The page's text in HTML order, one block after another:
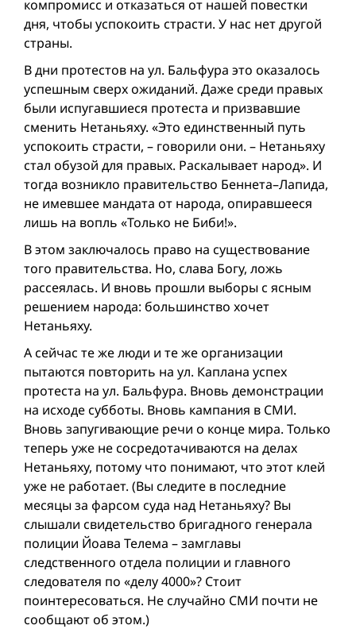
компромисс и отказаться от нашей повестки
дня, чтобы успокоить страсти. У нас нет другой
страны.
В дни протестов на ул. Бальфура это оказалось
успешным сверх ожиданий. Даже среди правых
были испугавшиеся протеста и призвавшие
сменить Нетаньяху. «Это единственный путь
успокоить страсти, – говорили они. – Нетаньяху
стал обузой для правых. Раскалывает народ». И
тогда возникло правительство Беннета–Лапида,
не имевшее мандата от народа, опиравшееся
лишь на вопль «Только не Биби!».
В этом заключалось право на существование
того правительства. Но, слава Богу, ложь
рассеялась. И вновь прошли выборы с ясным
решением народа: большинство хочет
Нетаньяху.
А сейчас те же люди и те же организации
пытаются повторить на ул. Каплана успех
протеста на ул. Бальфура. Вновь демонстрации
на исходе субботы. Вновь кампания в СМИ.
Вновь запугивающие речи о конце мира. Только
теперь уже не сосредотачиваются на делах
Нетаньяху, потому что понимают, что этот клей
уже не работает. (Вы следите в последние
месяцы за фарсом суда над Нетаньяху? Вы
слышали свидетельство бригадного генерала
полиции Йоава Телема – замглавы
следственного отдела полиции и главного
следователя по «делу 4000»? Стоит
поинтересоваться. Не случайно СМИ почти не
сообщают об этом.)